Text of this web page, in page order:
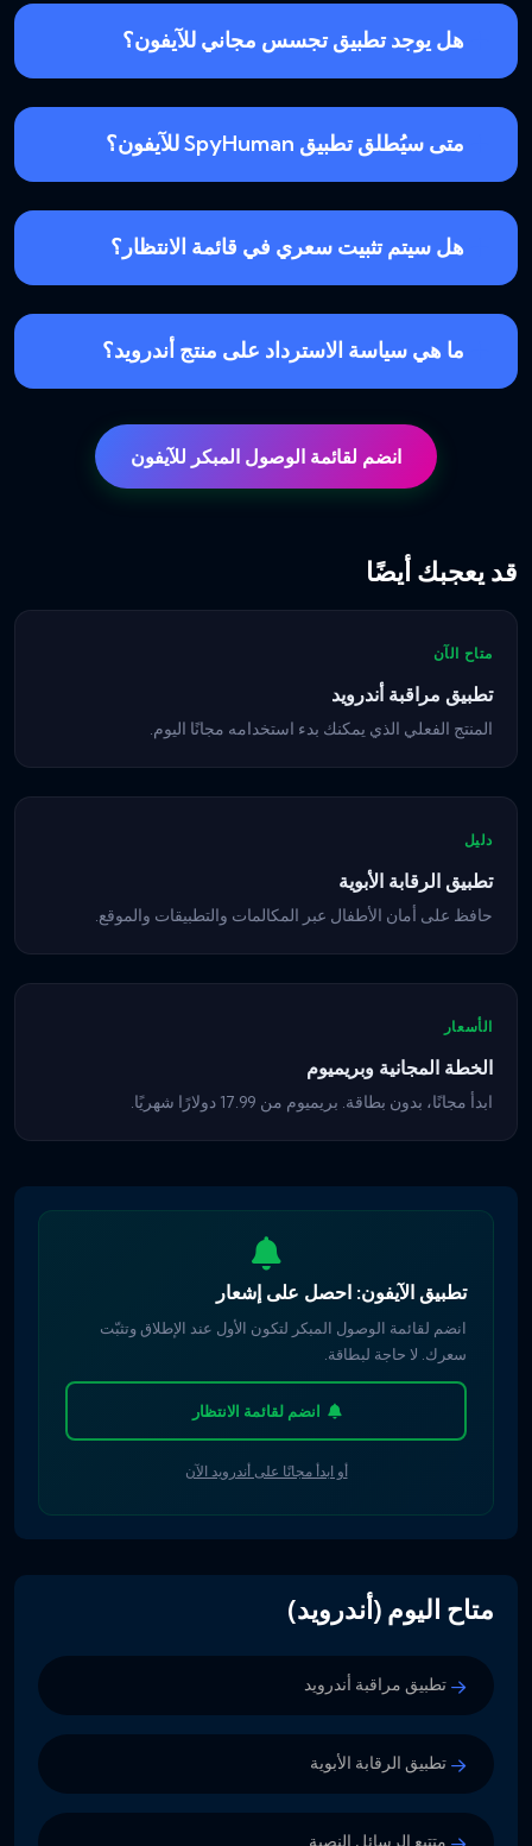
هل يوجد تطبيق تجسس مجاني للآيفون؟
متى سيُطلق تطبيق SpyHuman للآيفون؟
هل سيتم تثبيت سعري في قائمة الانتظار؟
ما هي سياسة الاسترداد على منتج أندرويد؟
انضم لقائمة الوصول المبكر للآيفون
قد يعجبك أيضًا
متاح الآن
تطبيق مراقبة أندرويد
المنتج الفعلي الذي يمكنك بدء استخدامه مجانًا اليوم.
دليل
تطبيق الرقابة الأبوية
حافظ على أمان الأطفال عبر المكالمات والتطبيقات والموقع.
الأسعار
الخطة المجانية وبريميوم
ابدأ مجانًا، بدون بطاقة. بريميوم من 17.99 دولارًا شهريًا.
تطبيق الآيفون: احصل على إشعار
انضم لقائمة الوصول المبكر لتكون الأول عند الإطلاق وتثبّت
سعرك. لا حاجة لبطاقة.
انضم لقائمة الانتظار
أو ابدأ مجانًا على أندرويد الآن
متاح اليوم (أندرويد)
تطبيق مراقبة أندرويد
تطبيق الرقابة الأبوية
متتبع الرسائل النصية